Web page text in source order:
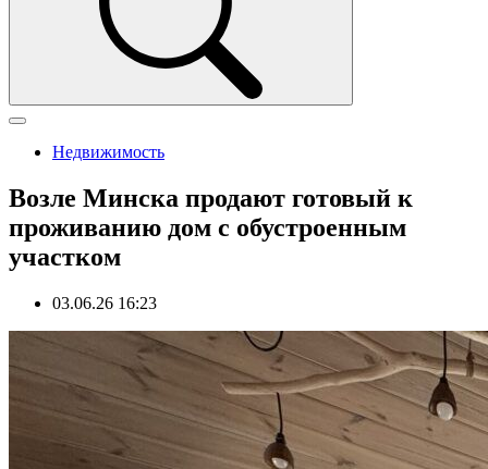
Недвижимость
Возле Минска продают готовый к
проживанию дом с обустроенным
участком
03.06.26 16:23